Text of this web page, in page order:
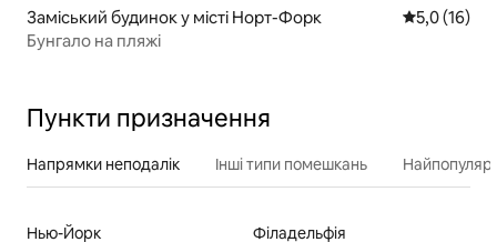
Заміський будинок у місті Норт-Форк Середня
5,0 (16)
Бунгало на пляжі
Пункти призначення
Напрямки неподалік Інші типи помешкань
Нью-Йорк
Філадельфія